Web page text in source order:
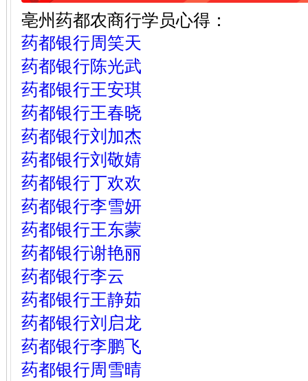
亳州药都农商行学员心得：
药都银行周笑天
药都银行陈光武
药都银行王安琪
药都银行王春晓
药都银行刘加杰
药都银行刘敬婧
药都银行丁欢欢
药都银行李雪妍
药都银行王东蒙
药都银行谢艳丽
药都银行李云
药都银行王静茹
药都银行刘启龙
药都银行李鹏飞
药都银行周雪晴